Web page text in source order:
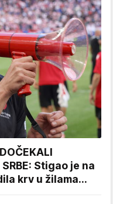
Stigao je na
krv u žilama...